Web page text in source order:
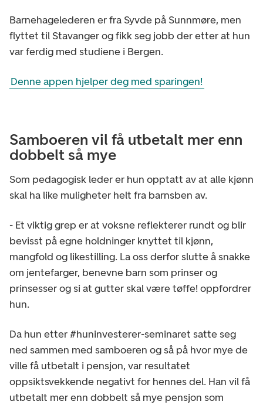
Barnehagelederen er fra Syvde på Sunnmøre, men
flyttet til Stavanger og fikk seg jobb der etter at hun
var ferdig med studiene i Bergen.
Denne appen hjelper deg med sparingen!
Samboeren vil få utbetalt mer enn
dobbelt så mye
Som pedagogisk leder er hun opptatt av at alle kjønn
skal ha like muligheter helt fra barnsben av.
- Et viktig grep er at voksne reflekterer rundt og blir
bevisst på egne holdninger knyttet til kjønn,
mangfold og likestilling. La oss derfor slutte å snakke
om jentefarger, benevne barn som prinser og
prinsesser og si at gutter skal være tøffe! oppfordrer
hun.
Da hun etter #huninvesterer-seminaret satte seg
ned sammen med samboeren og så på hvor mye de
ville få utbetalt i pensjon, var resultatet
oppsiktsvekkende negativt for hennes del. Han vil få
utbetalt mer enn dobbelt så mye pensjon som